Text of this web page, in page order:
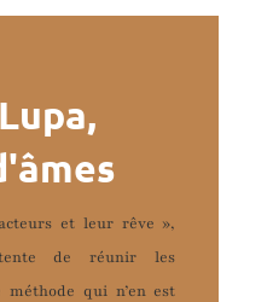
et leur rêve »,
tente de réunir les
méthode qui n’en est